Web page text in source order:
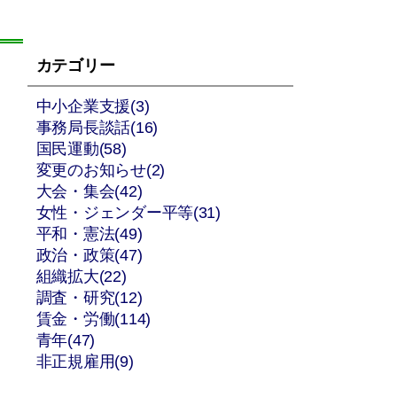
カテゴリー
中小企業支援(3)
事務局長談話(16)
国民運動(58)
変更のお知らせ(2)
大会・集会(42)
女性・ジェンダー平等(31)
平和・憲法(49)
政治・政策(47)
組織拡大(22)
調査・研究(12)
賃金・労働(114)
青年(47)
非正規雇用(9)